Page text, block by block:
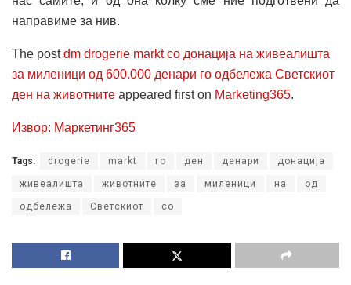
направиме за нив.
The postdm drogerie markt со донација на живеалишта
за миленици од 600.000 денари го одбележа Светскиот
ден на животните appeared first on Marketing365.
Извор: Маркетинг365
Tags: drogerie markt го ден денари донација
живеалишта животните за миленици на од
одбележа Светскиот со